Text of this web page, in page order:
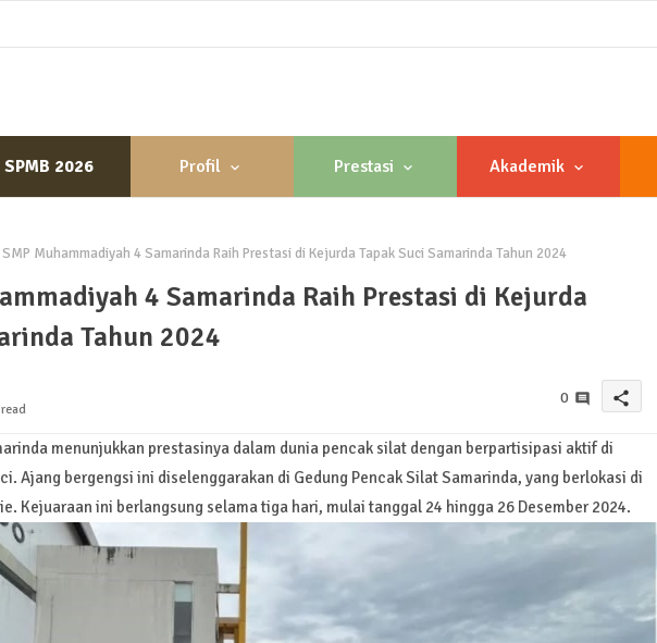
SPMB 2026 Profil Prestasi Akademik
Muhammadiyah 4 Samarinda Raih Prestasi di Kejurda Tapak Suci Samarinda Tahun 2024
4 Samarinda Raih Prestasi di Kejurda
Tahun 2024
0 share
menunjukkan prestasinya dalam dunia pencak silat dengan berpartisipasi aktif di
Ajang bergengsi ini diselenggarakan di Gedung Pencak Silat Samarinda, yang berlokasi di
Kejuaraan ini berlangsung selama tiga hari, mulai tanggal 24 hingga 26 Desember 2024.